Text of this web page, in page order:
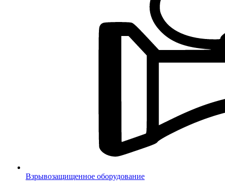
Взрывозащищенное оборудование